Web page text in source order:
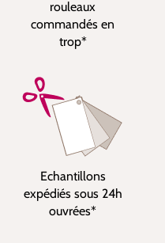
rouleaux
commandés en
trop*
Echantillons
expédiés sous 24h
ouvrées*